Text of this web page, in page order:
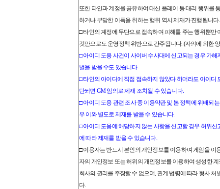
또한 타인과 계정을 공유하여 대신 플레이 등 대리 행위를
하거나 부당한 이득을 취하는 행위 역시 제재가 진행됩니다.
□ 타인의 계정에 무단으로 접속하여 피해를 주는 행위뿐만
것만으로도 운영정책 위반으로 간주됩니다. (자의에 의한
□ 아이디 도용 사건이 사이버 수사대에 신고되는 경우 가해
벌을 받을 수도 있습니다.
□ 타인의 아이디에 직접 접속하지 않았다 하더라도 아이디
단되면 GM 임의로 제재 조치될 수 있습니다.
□ 아이디 도용 관련 조사 중 이용약관 및 본 정책에 위배되
우 이와 별도로 제재를 받을 수 있습니다.
□ 아이디 도용에 해당하지 않는 사항을 신고할 경우 허위신
에 따라 제재를 받을 수 있습니다.
□ 이용자는 반드시 본인의 개인정보를 이용하여 게임을 이
자의 개인정보 또는 허위의 개인정보를 이용하여 생성한
회사의 권리를 주장할 수 없으며, 관계 법령에 따라 형사 처
다.